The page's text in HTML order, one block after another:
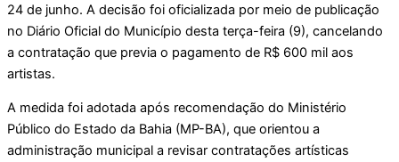
24 de junho. A decisão foi oficializada por meio de publicação
no Diário Oficial do Município desta terça-feira (9), cancelando
a contratação que previa o pagamento de R$ 600 mil aos
artistas.
A medida foi adotada após recomendação do Ministério
Público do Estado da Bahia (MP-BA), que orientou a
administração municipal a revisar contratações artísticas